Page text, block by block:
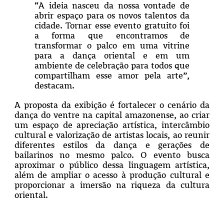
“A ideia nasceu da nossa vontade de
abrir espaço para os novos talentos da
cidade. Tornar esse evento gratuito foi
a forma que encontramos de
transformar o palco em uma vitrine
para a dança oriental e em um
ambiente de celebração para todos que
compartilham esse amor pela arte”,
destacam.
A proposta da exibição é fortalecer o cenário da
dança do ventre na capital amazonense, ao criar
um espaço de apreciação artística, intercâmbio
cultural e valorização de artistas locais, ao reunir
diferentes estilos da dança e gerações de
bailarinos no mesmo palco. O evento busca
aproximar o público dessa linguagem artística,
além de ampliar o acesso à produção cultural e
proporcionar a imersão na riqueza da cultura
oriental.